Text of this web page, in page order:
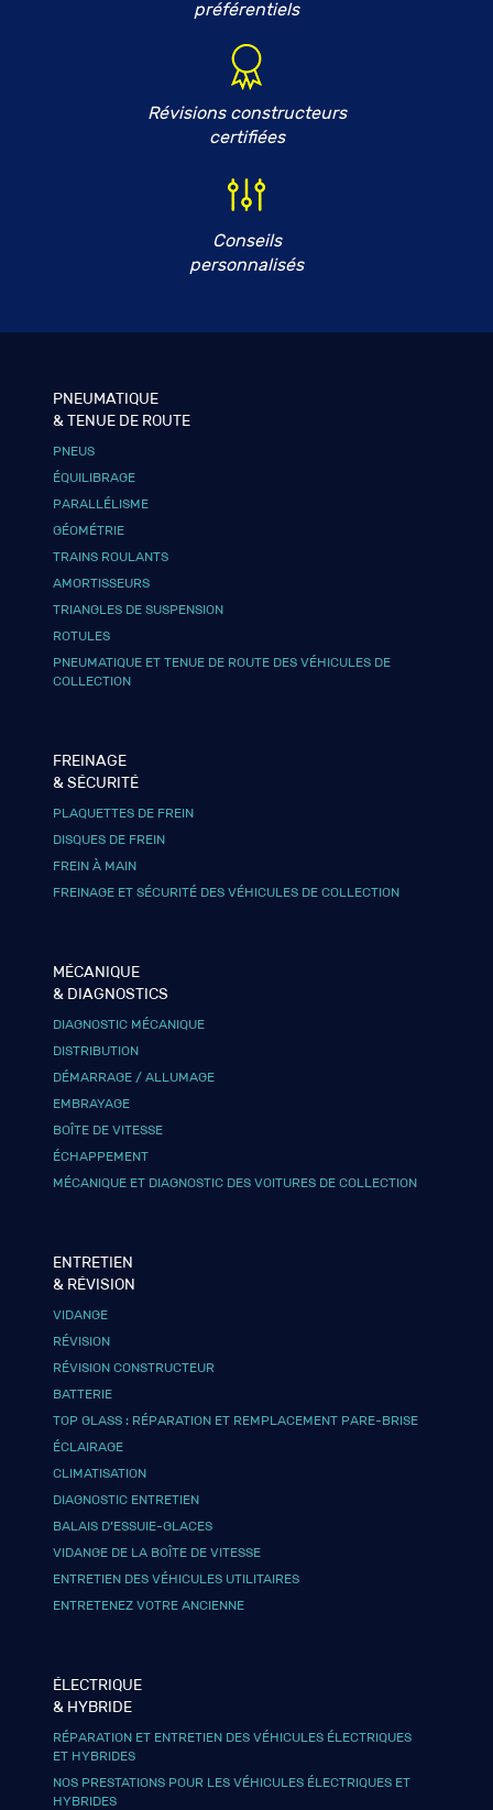
préférentiels
Révisions constructeurs
certifiées
Conseils
personnalisés
PNEUMATIQUE
& TENUE DE ROUTE
PNEUS
ÉQUILIBRAGE
PARALLÉLISME
GÉOMÉTRIE
TRAINS ROULANTS
AMORTISSEURS
TRIANGLES DE SUSPENSION
ROTULES
PNEUMATIQUE ET TENUE DE ROUTE DES VÉHICULES DE
COLLECTION
FREINAGE
& SÉCURITÉ
PLAQUETTES DE FREIN
DISQUES DE FREIN
FREIN À MAIN
FREINAGE ET SÉCURITÉ DES VÉHICULES DE COLLECTION
MÉCANIQUE
& DIAGNOSTICS
DIAGNOSTIC MÉCANIQUE
DISTRIBUTION
DÉMARRAGE / ALLUMAGE
EMBRAYAGE
BOÎTE DE VITESSE
ÉCHAPPEMENT
MÉCANIQUE ET DIAGNOSTIC DES VOITURES DE COLLECTION
ENTRETIEN
& RÉVISION
VIDANGE
RÉVISION
RÉVISION CONSTRUCTEUR
BATTERIE
TOP GLASS : RÉPARATION ET REMPLACEMENT PARE-BRISE
ÉCLAIRAGE
CLIMATISATION
DIAGNOSTIC ENTRETIEN
BALAIS D’ESSUIE-GLACES
VIDANGE DE LA BOÎTE DE VITESSE
ENTRETIEN DES VÉHICULES UTILITAIRES
ENTRETENEZ VOTRE ANCIENNE
ÉLECTRIQUE
& HYBRIDE
RÉPARATION ET ENTRETIEN DES VÉHICULES ÉLECTRIQUES
ET HYBRIDES
NOS PRESTATIONS POUR LES VÉHICULES ÉLECTRIQUES ET
HYBRIDES